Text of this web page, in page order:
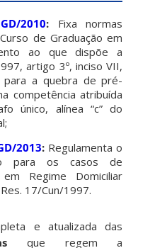
2010: Fixa normas
de Graduação em
ao que dispõe a
artigo 3º, inciso VII,
a quebra de pré-
competência atribuída
único, alínea “c” do
2013: Regulamenta o
para os casos de
Regime Domiciliar
17/Cun/1997.
e atualizada das
que regem a